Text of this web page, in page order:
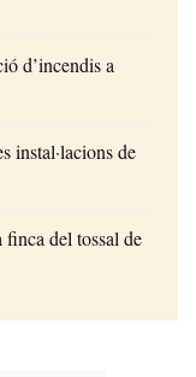
d’incendis a
instal·lacions de
del tossal de